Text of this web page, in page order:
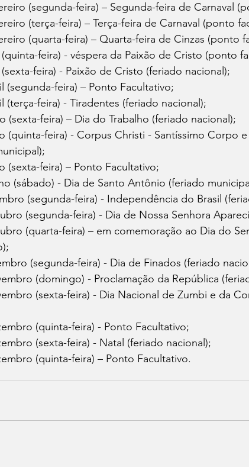
(segunda-feira) – Segunda-feira de Carnaval
(terça-feira) – Terça-feira de Carnaval (ponto
(quarta-feira) – Quarta-feira de Cinzas (ponto
feira) - véspera da Paixão de Cristo (ponto
feira) - Paixão de Cristo (feriado nacional);
(segunda-feira) – Ponto Facultativo;
(terça-feira) - Tiradentes (feriado nacional);
(sexta-feira) – Dia do Trabalho (feriado nacional);
(quinta-feira) - Corpus Christi - Santíssimo Corpo
(sexta-feira) – Ponto Facultativo;
(sábado) - Dia de Santo Antônio (feriado
(segunda-feira) - Independência do Brasil
(segunda-feira) - Dia de Nossa Senhora
(quarta-feira) – em comemoração ao Dia do
(segunda-feira) - Dia de Finados (feriado
(domingo) - Proclamação da República
(sexta-feira) - Dia Nacional de Zumbi e da
(quinta-feira) - Ponto Facultativo;
(sexta-feira) - Natal (feriado nacional);
(quinta-feira) – Ponto Facultativo.